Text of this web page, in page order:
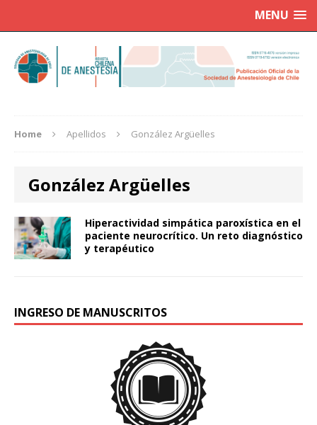
MENU
Home Apellidos González Argüelles
González Argüelles
Hiperactividad simpática paroxística en el
paciente neurocrítico. Un reto diagnóstico
y terapéutico
INGRESO DE MANUSCRITOS